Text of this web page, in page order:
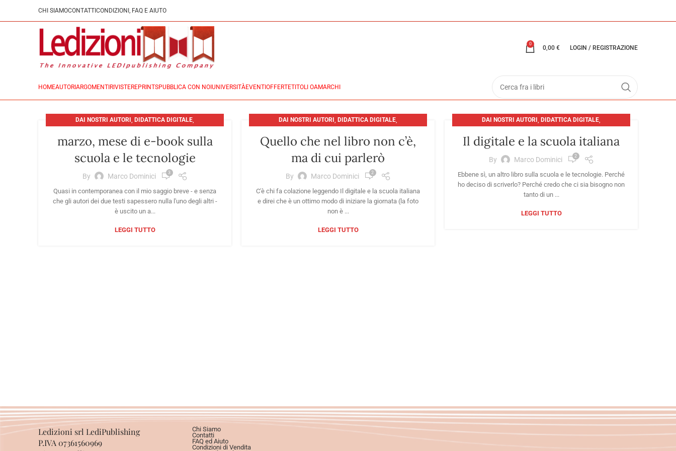
CHI SIAMOCONTATTI CONDIZIONI, FAQ E AIUTO
0
0,00 € LOGIN / REGISTRAZIONE
HOMEAUTORI ARGOMENTI RIVISTEREPRINTSPUBBLICA CON NOI UNIVERSITÀEVENTI OFFERTETITOLI OAMARCHI
DAI NOSTRI AUTORI , DIDATTICA DIGITALE,
marzo, mese di e-book sulla
scuola e le tecnologie
By Marco Dominici 3
Quasi in contemporanea con il mio saggio breve - e senza
che gli autori dei due testi sapessero nulla l'uno degli altri -
è uscito un a...
LEGGI TUTTO
DAI NOSTRI AUTORI , DIDATTICA DIGITALE,
Quello che nel libro non c’è,
ma di cui parlerò
By Marco Dominici 2
C'è chi fa colazione leggendo Il digitale e la scuola italiana
e direi che è un ottimo modo di iniziare la giornata (la foto
non è ...
LEGGI TUTTO
DAI NOSTRI AUTORI , DIDATTICA DIGITALE,
Il digitale e la scuola italiana
By Marco Dominici 2
Ebbene sì, un altro libro sulla scuola e le tecnologie. Perché
ho deciso di scriverlo? Perché credo che ci sia bisogno non
tanto di un ...
LEGGI TUTTO
Ledizioni srl LediPublishing
P.IVA 07361560969
Chi Siamo
Contatti
FAQ ed Aiuto
Condizioni di Vendita